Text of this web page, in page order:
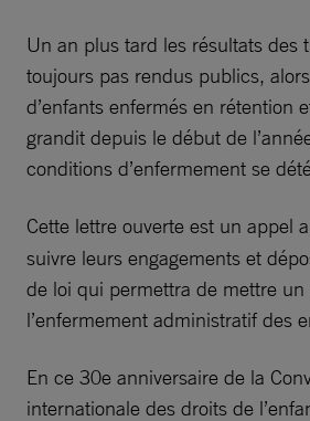
Un an plus tard les résultats des
toujours pas rendus publics,
d’enfants enfermés en rétention
grandit depuis le début de
conditions d’enfermement se
Cette lettre ouverte est un appel
suivre leurs engagements et
de loi qui permettra de mettre
l’enfermement administratif des
En ce 30e anniversaire de la
internationale des droits de